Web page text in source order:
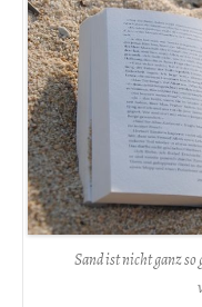
Sand ist nicht ganz so